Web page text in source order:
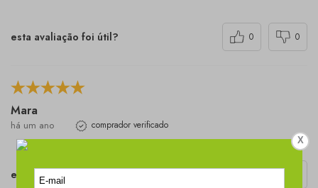
esta avaliação foi útil? 0 0
Mara
há um ano comprador verificado
esta avaliação foi útil?
X